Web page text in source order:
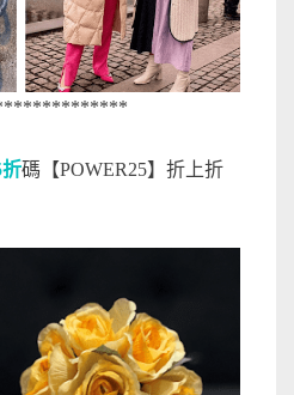
碼【POWER25】折上折